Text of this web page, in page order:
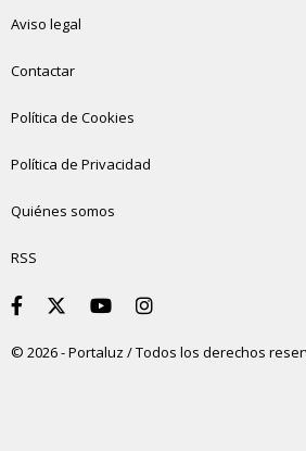
Aviso legal
Contactar
Política de Cookies
Política de Privacidad
Quiénes somos
RSS
© 2026 - Portaluz / Todos los derechos